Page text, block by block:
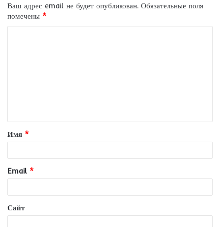
Ваш адрес email не будет опубликован. Обязательные поля
помечены *
т
а
й
*
Имя *
Email *
Сайт